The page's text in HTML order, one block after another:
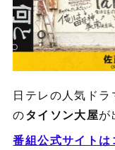
日テレの人気ド
のタイソン大屋が
番組公式サイトは